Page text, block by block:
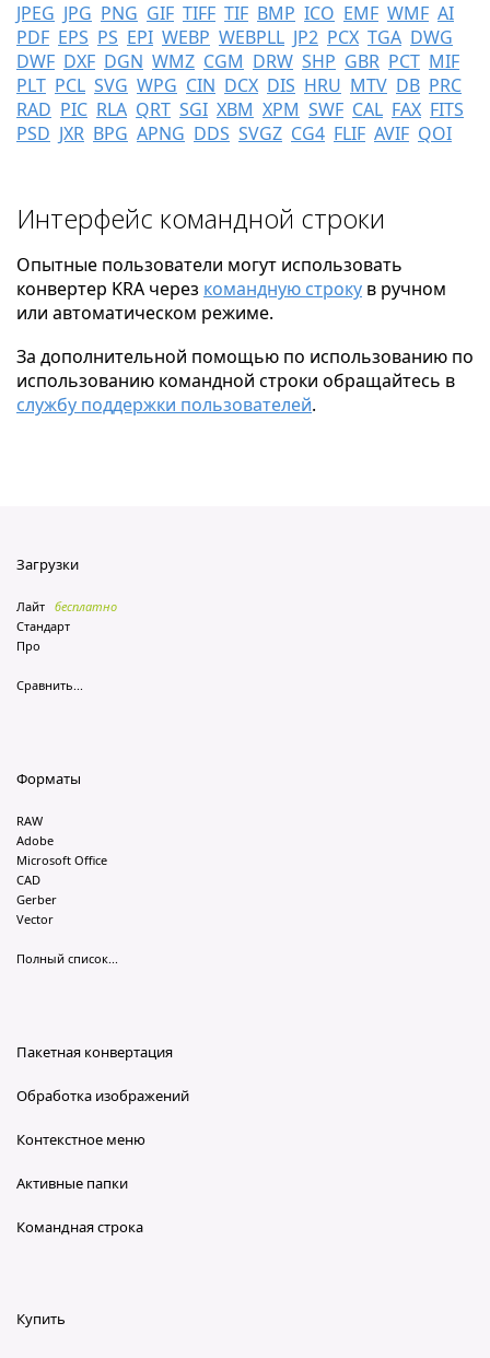
JPEG JPG PNG GIF TIFF TIF BMP ICO EMF WMF AI
PDF EPS PS EPI WEBP WEBPLL JP2 PCX TGA DWG
DWF DXF DGN WMZ CGM DRW SHP GBR PCT MIF
PLT PCL SVG WPG CIN DCX DIS HRU MTV DB PRC
RAD PIC RLA QRT SGI XBM XPM SWF CAL FAX FITS
PSD JXR BPG APNG DDS SVGZ CG4 FLIF AVIF QOI
Интерфейс командной строки
Опытные пользователи могут использовать
конвертер KRA через командную строку в ручном
или автоматическом режиме.
За дополнительной помощью по использованию по
использованию командной строки обращайтесь в
службу поддержки пользователей.
Загрузки
Лайт бесплатно
Стандарт
Про
Сравнить...
Форматы
RAW
Adobe
Microsoft Office
CAD
Gerber
Vector
Полный список...
Пакетная конвертация
Обработка изображений
Контекстное меню
Активные папки
Командная строка
Купить